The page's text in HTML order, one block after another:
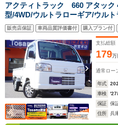
アクティトラック 660 アタッ
型/4WD/ウルトラローギア/ウル
ック/荷台ランプ/荷台マット/エア
ィンドウ/ドアバイザー/フロアマ
販売店保証 車両品質評価書付 購入プラン付
支払総額
179万
通常ロー
年式
車検
保証
保
住所
兵